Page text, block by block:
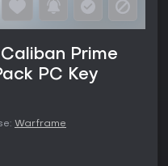
Prime
PC Key
Warframe